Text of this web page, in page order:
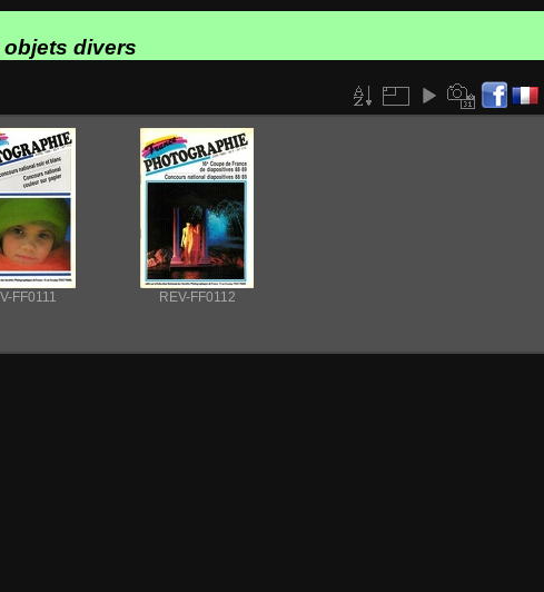
divers
FF0111 REV-FF0112